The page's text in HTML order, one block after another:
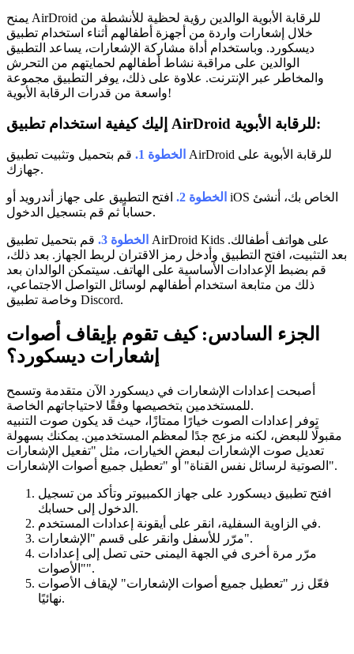
يمنح AirDroid للرقابة الأبوية الوالدين رؤية لحظية للأنشطة من
خلال إشعارات واردة من أجهزة أطفالهم أثناء استخدام تطبيق
ديسكورد. وباستخدام أداة مشاركة الإشعارات، يساعد التطبيق
الوالدين على مراقبة نشاط أطفالهم لحمايتهم من التحرش
والمخاطر عبر الإنترنت. علاوة على ذلك، يوفر التطبيق مجموعة
واسعة من قدرات الرقابة الأبوية!
إليك كيفية استخدام تطبيق AirDroid للرقابة الأبوية:
الخطوة 1.
قم بتحميل وتثبيت تطبيق AirDroid للرقابة الأبوية على
جهازك.
الخطوة 2.
افتح التطبيق على جهاز أندرويد أو iOS الخاص بك، أنشئ
حساباً ثم قم بتسجيل الدخول.
الخطوة 3.
قم بتحميل تطبيق AirDroid Kids على هواتف أطفالك.
بعد التثبيت، افتح التطبيق وأدخل رمز الاقتران لربط الجهاز. بعد ذلك،
قم بضبط الإعدادات الأساسية على الهاتف. سيتمكن الوالدان بعد
ذلك من متابعة استخدام أطفالهم لوسائل التواصل الاجتماعي،
وخاصة تطبيق Discord.
الجزء السادس: كيف تقوم بإيقاف أصوات
إشعارات ديسكورد؟
أصبحت إعدادات الإشعارات في ديسكورد الآن متقدمة وتسمح
للمستخدمين بتخصيصها وفقًا لاحتياجاتهم الخاصة.
توفر إعدادات الصوت خيارًا ممتازًا، حيث قد يكون صوت التنبيه
مقبولًا للبعض، لكنه مزعج جدًا لمعظم المستخدمين. يمكنك بسهولة
تعديل صوت الإشعارات لبعض الخيارات، مثل "تفعيل الإشعارات
الصوتية لرسائل نفس القناة" أو "تعطيل جميع أصوات الإشعارات".
افتح تطبيق ديسكورد على جهاز الكمبيوتر وتأكد من تسجيل
الدخول إلى حسابك.
في الزاوية السفلية، انقر على أيقونة إعدادات المستخدم.
مرّر للأسفل وانقر على قسم "الإشعارات".
مرّر مرة أخرى في الجهة اليمنى حتى تصل إلى إعدادات
"الأصوات".
فعّل زر "تعطيل جميع أصوات الإشعارات" لإيقاف الأصوات
نهائيًا.